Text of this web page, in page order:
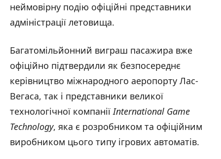
неймовірну подію офіційні представники
адміністрації летовища.
Багатомільйонний виграш пасажира вже
офіційно підтвердили як безпосереднє
керівництво міжнародного аеропорту Лас-
Вегаса, так і представники великої
технологічної компанії International Game
Technology, яка є розробником та офіційним
виробником цього типу ігрових автоматів.